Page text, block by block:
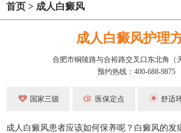
首页 > 成人白癜风
成人白癜风护理
合肥市铜陵路与合裕路交叉口东北角（
预约热线：400-688-9875
国家三级 医保定点 舒适
成人白癜风患者应该如何保养呢？白癜风的发